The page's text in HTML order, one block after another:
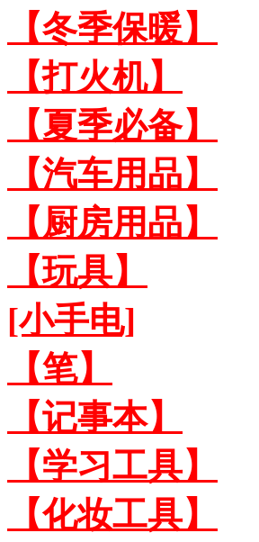
【冬季保暖】
【打火机】
【夏季必备】
【汽车用品】
【厨房用品】
【玩具】
[小手电]
【笔】
【记事本】
【学习工具】
【化妆工具】